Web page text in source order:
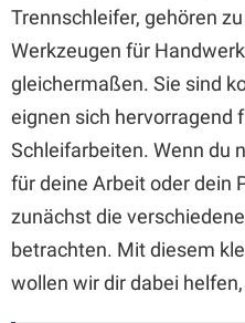
Trennschleifer, gehören
Werkzeugen für
gleichermaßen. Sie sind
eignen sich hervorragend
Schleifarbeiten. Wenn du
für deine Arbeit oder dein
zunächst die
betrachten. Mit diesem
wollen wir dir dabei